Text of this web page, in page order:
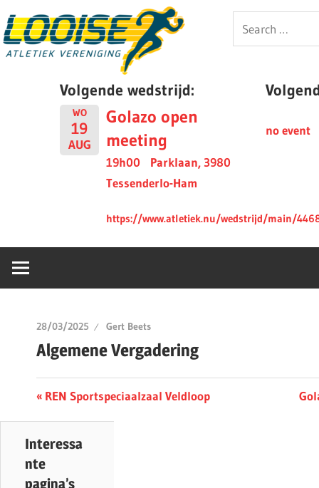
to
content
Looise
Search
for:
Volgende wedstrijd:
WO
19
AUG
Golazo open
meeting
19h00
Parklaan, 3980
Tessenderlo-Ham
https://www.atletiek.nu/wedstrijd/main/
no event
28/03/2025 Gert Beets
Algemene Vergadering
Berichtnavigatie
Previous
REN Sportspeciaalzaal Veldloop
Interessa
nte
pagina’s